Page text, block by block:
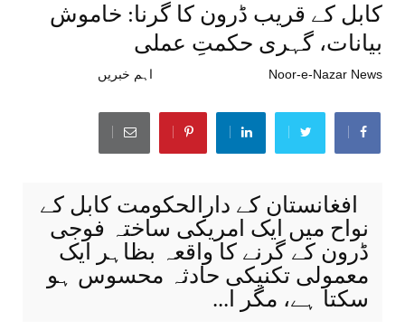
کابل کے قریب ڈرون کا گرنا: خاموش
بیانات، گہری حکمتِ عملی
Noor-e-Nazar News اہم خبریں
افغانستان کے دارالحکومت کابل کے
نواح میں ایک امریکی ساختہ فوجی
ڈرون کے گرنے کا واقعہ بظاہر ایک
معمولی تکنیکی حادثہ محسوس ہو
سکتا ہے، مگر ا...